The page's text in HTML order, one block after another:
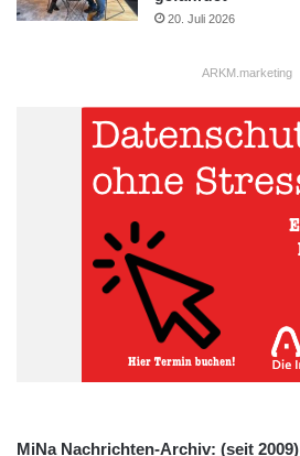
20. Juli 2026
ARKM.marketing
MiNa Nachrichten-Archiv: (seit 2009)